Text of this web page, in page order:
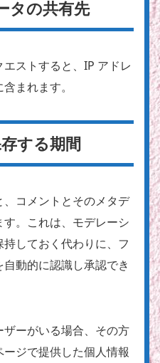
タの共有先
ストすると、IP アドレ
まれます。
する期間
コメントとそのメタデ
。これは、モデレーシ
しておく代わりに、フ
動的に認識し承認でき
ーがいる場合、その方
ジで提供した個人情報